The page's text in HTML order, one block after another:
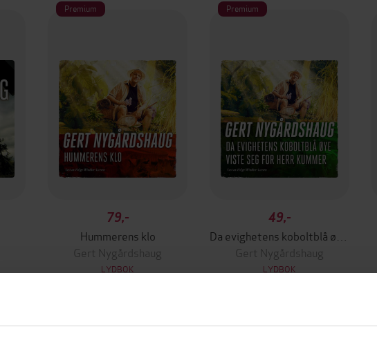
Premium
79,-
Hummerens klo
Gert Nygårdshaug
LYDBOK
Premium
49,-
Gert Nygårdshaug
LYDBOK